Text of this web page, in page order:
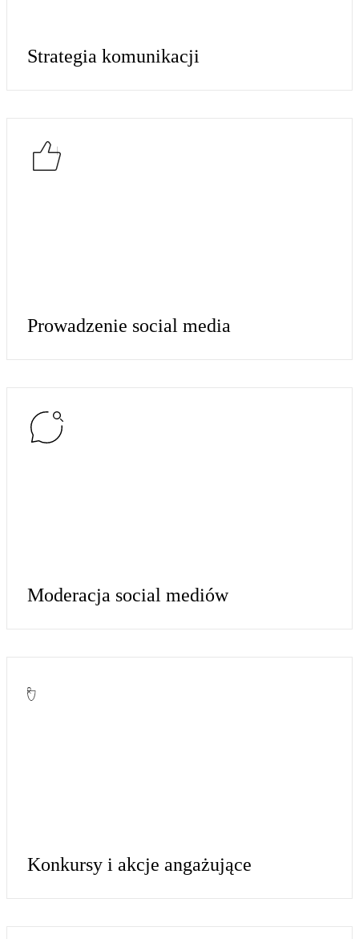
Strategia komunikacji
Prowadzenie social media
Moderacja social mediów
Konkursy i akcje angażujące